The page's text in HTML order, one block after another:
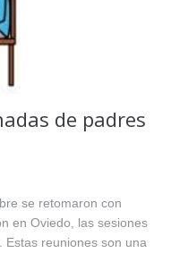
de padres
se retomaron con
en Oviedo, las sesiones
reuniones son una